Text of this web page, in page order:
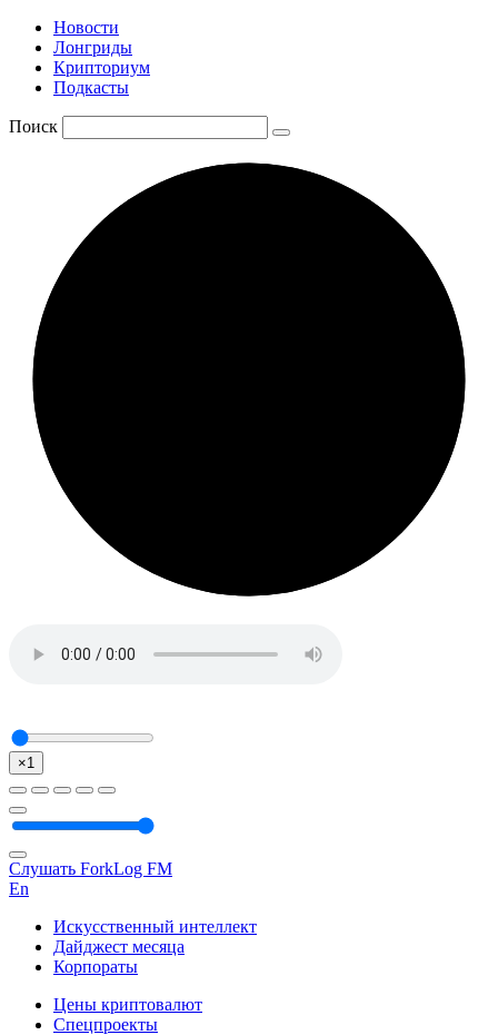
Новости
Лонгриды
Крипториум
Подкасты
Поиск
×1
Слушать ForkLog FM
En
Искусственный интеллект
Дайджест месяца
Корпораты
Цены криптовалют
Спецпроекты